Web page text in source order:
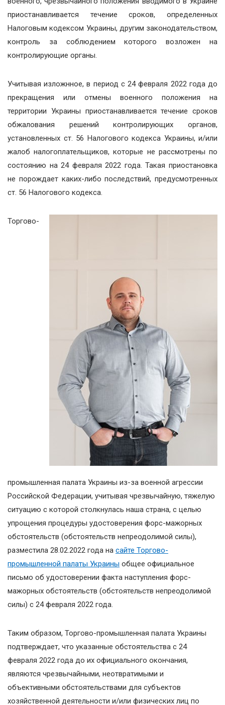
приостанавливается течение сроков, определенных
Налоговым кодексом Украины, другим законодательством,
контроль за соблюдением которого возложен на
контролирующие органы.
Учитывая изложнное, в период с 24 февраля 2022 года до
прекращения или отмены военного положения на
территории Украины приостанавливается течение сроков
обжалования решений контролирующих органов,
установленных ст. 56 Налогового кодекса Украины, и/или
жалоб налогоплательщиков, которые не рассмотрены по
состоянию на 24 февраля 2022 года. Такая приостановка
не порождает каких-либо последствий, предусмотренных
ст. 56 Налогового кодекса.
Торгово-
промышленная палата Украины из-за военной агрессии
Российской Федерации, учитывая чрезвычайную, тяжелую
ситуацию с которой столкнулась наша страна, с целью
упрощения процедуры удостоверения форс-мажорных
обстоятельств (обстоятельств непреодолимой силы),
разместила 28.02.2022 года на сайте Торгово-
промышленной палаты Украины общее официальное
письмо об удостоверении факта наступления форс-
мажорных обстоятельств (обстоятельств непреодолимой
силы) с 24 февраля 2022 года.
Таким образом, Торгово-промышленная палата Украины
подтверждает, что указанные обстоятельства с 24
февраля 2022 года до их официального окончания,
являются чрезвычайными, неотвратимыми и
объективными обстоятельствами для субъектов
хозяйственной деятельности и/или физических лиц по